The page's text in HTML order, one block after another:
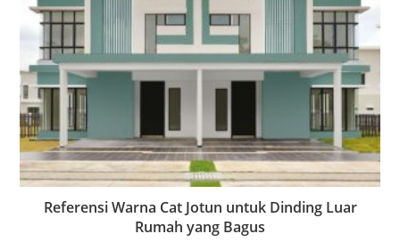
Referensi Warna Cat Jotun untuk Dinding Luar
Rumah yang Bagus